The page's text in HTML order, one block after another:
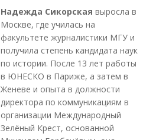
Надежда Сикорская выросла в
Москве, где училась на
факультете журналистики МГУ и
получила степень кандидата наук
по истории. После 13 лет работы
в ЮНЕСКО в Париже, а затем в
Женеве и опыта в должности
директора по коммуникациям в
организации Международный
Зелёный Крест, основанной